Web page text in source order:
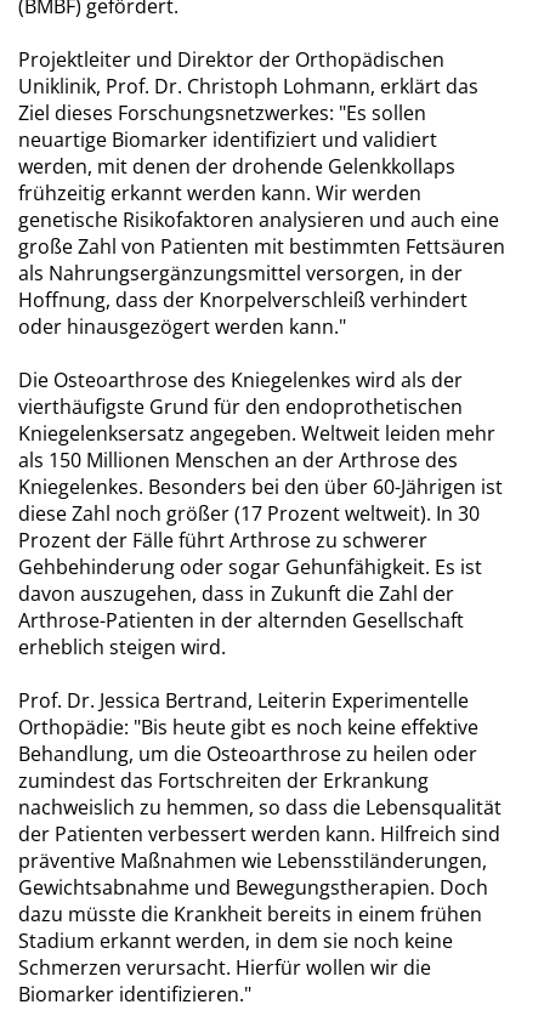
(BMBF) gefördert.
Projektleiter und Direktor der Orthopädischen
Uniklinik, Prof. Dr. Christoph Lohmann, erklärt das
Ziel dieses Forschungsnetzwerkes: "Es sollen
neuartige Biomarker identifiziert und validiert
werden, mit denen der drohende Gelenkkollaps
frühzeitig erkannt werden kann. Wir werden
genetische Risikofaktoren analysieren und auch eine
große Zahl von Patienten mit bestimmten Fettsäuren
als Nahrungsergänzungsmittel versorgen, in der
Hoffnung, dass der Knorpelverschleiß verhindert
oder hinausgezögert werden kann."
Die Osteoarthrose des Kniegelenkes wird als der
vierthäufigste Grund für den endoprothetischen
Kniegelenksersatz angegeben. Weltweit leiden mehr
als 150 Millionen Menschen an der Arthrose des
Kniegelenkes. Besonders bei den über 60-Jährigen ist
diese Zahl noch größer (17 Prozent weltweit). In 30
Prozent der Fälle führt Arthrose zu schwerer
Gehbehinderung oder sogar Gehunfähigkeit. Es ist
davon auszugehen, dass in Zukunft die Zahl der
Arthrose-Patienten in der alternden Gesellschaft
erheblich steigen wird.
Prof. Dr. Jessica Bertrand, Leiterin Experimentelle
Orthopädie: "Bis heute gibt es noch keine effektive
Behandlung, um die Osteoarthrose zu heilen oder
zumindest das Fortschreiten der Erkrankung
nachweislich zu hemmen, so dass die Lebensqualität
der Patienten verbessert werden kann. Hilfreich sind
präventive Maßnahmen wie Lebensstiländerungen,
Gewichtsabnahme und Bewegungstherapien. Doch
dazu müsste die Krankheit bereits in einem frühen
Stadium erkannt werden, in dem sie noch keine
Schmerzen verursacht. Hierfür wollen wir die
Biomarker identifizieren."